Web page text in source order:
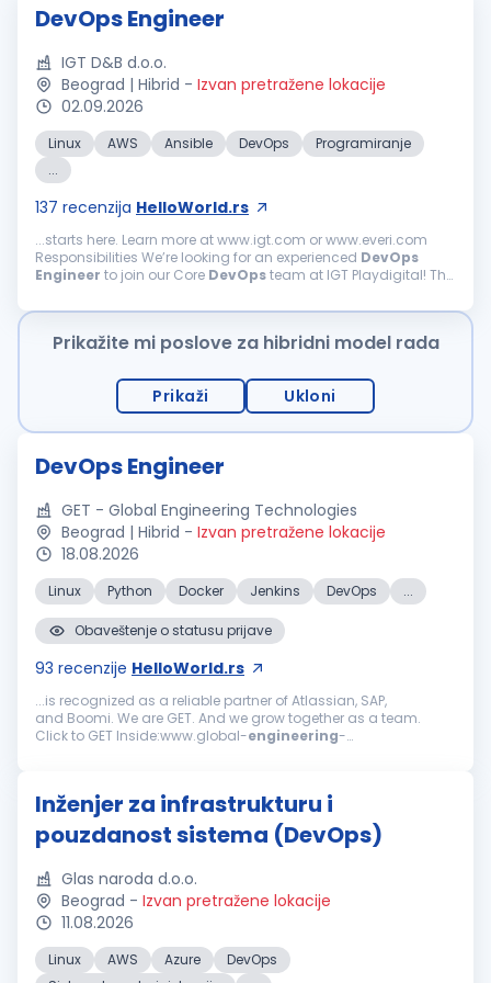
DevOps Engineer
IGT D&B d.o.o.
Beograd | Hibrid - Izvan pretražene lokacije
02.09.2026
Linux AWS Ansible DevOps
Programiranje
...
137 recenzija HelloWorld.rs
...starts here. Learn more at www.igt.com or www.everi.com
Responsibilities We’re looking for an experienced DevOps
Engineer to join our Core DevOpsteam at IGT Playdigital! The
Prikažite mi poslove za hibridni model rada
Prikaži Ukloni
DevOps Engineer
GET - Global Engineering Technologies
Beograd | Hibrid - Izvan pretražene lokacije
18.08.2026
Linux Python Docker Jenkins DevOps ...
Obaveštenje o statusu prijave
93 recenzije HelloWorld.rs
...is recognized as a reliable partner of Atlassian, SAP,
and Boomi. We are GET. And we grow together as a team.
Click to GET Inside:www.global-engineering-
Inženjer za infrastrukturu i
pouzdanost sistema (DevOps)
Glas naroda d.o.o.
Beograd - Izvan pretražene lokacije
11.08.2026
Linux AWS Azure
DevOps